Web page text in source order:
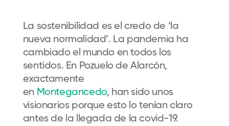
La sostenibilidad es el credo de ‘la
nueva normalidad’. La pandemia ha
cambiado el mundo en todos los
sentidos. En Pozuelo de Alarcón,
exactamente
en Montegancedo, han sido unos
visionarios porque esto lo tenían claro
antes de la llegada de la covid-19.